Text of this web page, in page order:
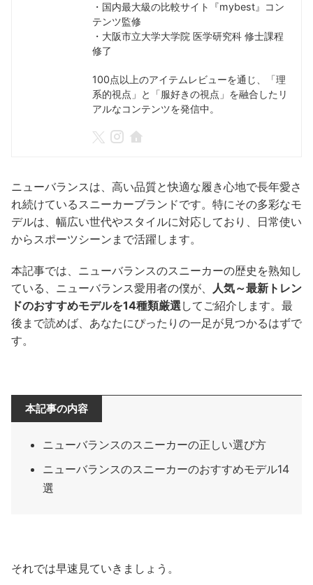
・国内最大級の比較サイト『mybest』コン
テンツ監修
・大阪市立大学大学院 医学研究科 修士課程
修了
100点以上のアイテムレビューを通じ、「理
系的視点」と「服好きの視点」を融合したリ
アルなコンテンツを発信中。
ニューバランスは、高い品質と快適な履き心地で長年愛さ
れ続けているスニーカーブランドです。特にその多彩なモ
デルは、幅広い世代やスタイルに対応しており、日常使い
からスポーツシーンまで活躍します。
本記事では、ニューバランスのスニーカーの歴史を熟知し
ている、ニューバランス愛用者の僕が、 人気～最新トレン
ドのおすすめモデルを14種類厳選してご紹介します。最
後まで読めば、あなたにぴったりの一足が見つかるはずで
す。
本記事の内容
ニューバランスのスニーカーの正しい選び方
ニューバランスのスニーカーのおすすめモデル14
選
それでは早速見ていきましょう。